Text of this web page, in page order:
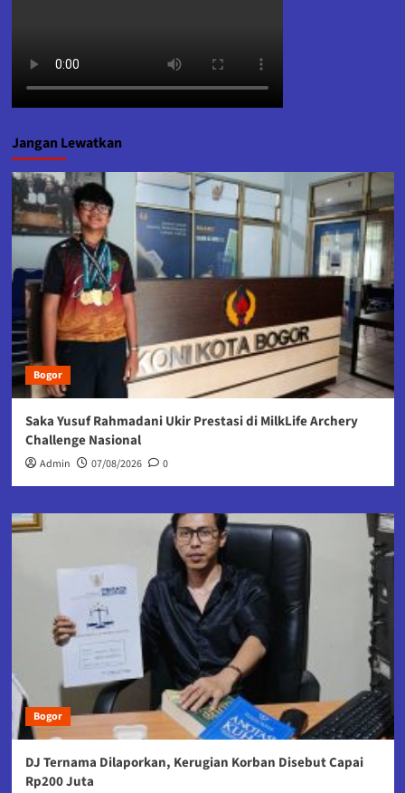
Jangan Lewatkan
Bogor
Saka Yusuf Rahmadani Ukir Prestasi di MilkLife Archery
Challenge Nasional
Admin 07/08/2026 0
Bogor
DJ Ternama Dilaporkan, Kerugian Korban Disebut Capai
Rp200 Juta